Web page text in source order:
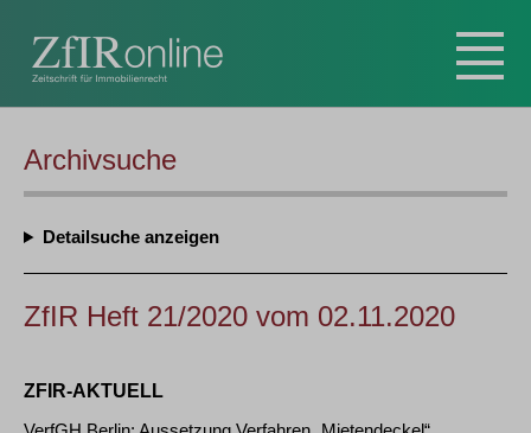
Archivsuche
Detailsuche
ZfIR Heft 21/2020 vom 02.11.2020
ZFIR-AKTUELL